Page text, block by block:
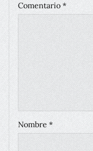
Comentario*
Nombre*